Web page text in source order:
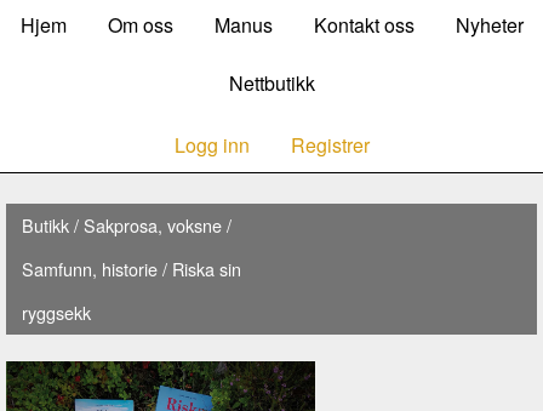
Hjem Om oss Manus Kontakt oss Nyheter
Nettbutikk
Logg inn Registrer
Butikk/ Sakprosa, voksne/
Samfunn, historie/ Riska sin
ryggsekk